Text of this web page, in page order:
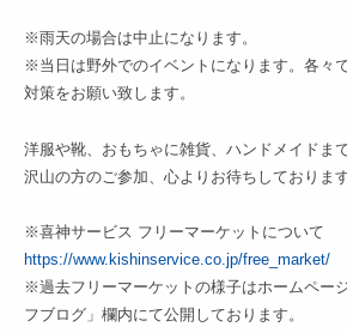
※雨天の場合は中止になります。
※当日は野外でのイベントになります。各々
対策をお願い致します。
洋服や靴、おもちゃに雑貨、ハンドメイドま
沢山の方のご参加、心よりお待ちしておりま
※喜神サービス フリーマーケットについて
https://www.kishinservice.co.jp/free_market/
※過去フリーマーケットの様子はホームペー
フブログ」欄内にて公開しております。